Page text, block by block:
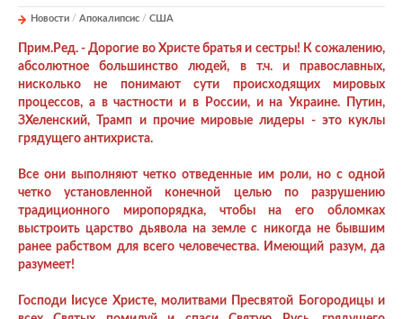
Новости / Апокалипсис / США
Прим.Ред. - Дорогие во Христе братья и сестры! К сожалению,
абсолютное большинство людей, в т.ч. и православных,
нисколько не понимают сути происходящих мировых
процессов, а в частности и в России, и на Украине. Путин,
ЗХеленский, Трамп и прочие мировые лидеры - это куклы
грядущего антихриста.
Все они выполняют четко отведенные им роли, но с одной
четко установленной конечной целью по разрушению
традиционного миропорядка, чтобы на его обломках
выстроить царство дьявола на земле с никогда не бывшим
ранее рабством для всего человечества. Имеющий разум, да
разумеет!
Господи Iисусе Христе, молитвами Пресвятой Богородицы и